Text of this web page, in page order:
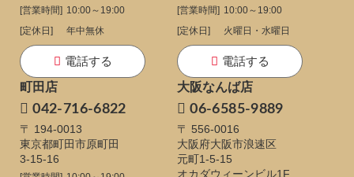
[営業時間] 10:00～19:00
[定休日]
年中無休
電話する
[営業時間] 10:00～19:00
[定休日]
火曜日・水曜日
電話する
町田店
042-716-6822
〒 194-0013
東京都町田市原町田
3-15-16
大阪なんば店
06-6585-9889
〒 556-0016
大阪府大阪市浪速区
元町1-5-15
オカダウィーンビル1F